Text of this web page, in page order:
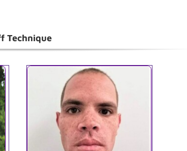
Technique